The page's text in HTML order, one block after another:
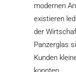
modernen
existieren
der
Panzerglas
Kunden